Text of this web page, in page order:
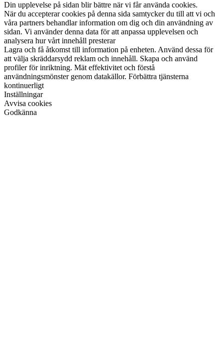
Din upplevelse på sidan blir bättre när vi får använda cookies.
När du accepterar cookies på denna sida samtycker du till att vi och
våra partners behandlar information om dig och din användning av
sidan. Vi använder denna data för att anpassa upplevelsen och
analysera hur vårt innehåll presterar
Lagra och få åtkomst till information på enheten. Använd dessa för
att välja skräddarsydd reklam och innehåll. Skapa och använd
profiler för inriktning. Mät effektivitet och förstå
användningsmönster genom datakällor. Förbättra tjänsterna
kontinuerligt
Inställningar
Avvisa cookies
Godkänna